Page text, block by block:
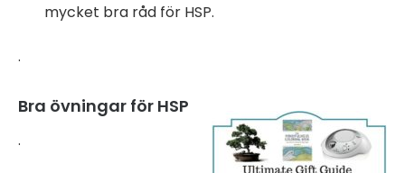
mycket bra råd för HSP.
.
Bra övningar för HSP
.